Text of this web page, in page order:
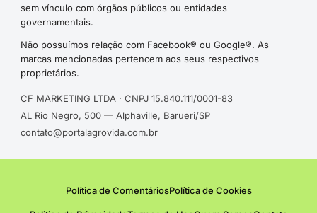
sem vínculo com órgãos públicos ou entidades
governamentais.
Não possuímos relação com Facebook® ou Google®. As
marcas mencionadas pertencem aos seus respectivos
proprietários.
CF MARKETING LTDA · CNPJ 15.840.111/0001-83
AL Rio Negro, 500 — Alphaville, Barueri/SP
contato@portalagrovida.com.br
Política de ComentáriosPolítica de Cookies